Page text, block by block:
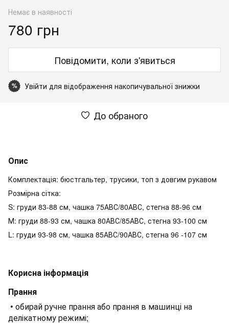
Немає в наявності
780 грн
Повідомити, коли з'явиться
% Увійти для відображення накопичувальної знижки
До обраного
Опис
Комплектація: бюстгальтер, трусики, топ з довгим рукавом
Розмірна сітка:
S: груди 83-88 см, чашка 75АВС/80АВС, стегна 88-96 см
М: груди 88-93 см, чашка 80АВС/85АВС, стегна 93-100 см
L: груди 93-98 см, чашка 85АВС/90АВС, стегна 96 -107 см
Корисна інформація
Прання
• обирай ручне прання або прання в машинці на
делікатному режимі;